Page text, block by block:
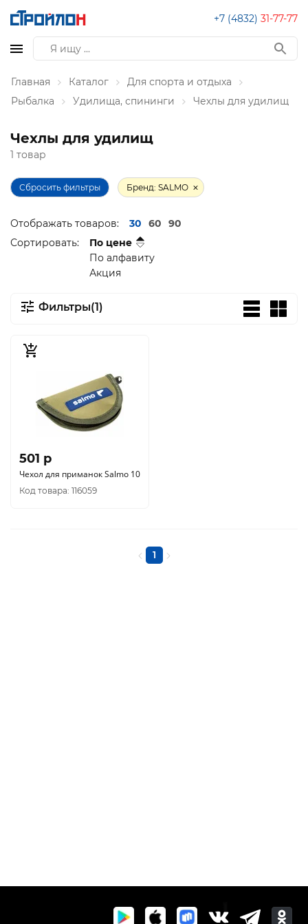
+7 (4832) 31-77-77
Главная Каталог
Для спорта и отдыха
Рыбалка
Удилища, спининги Чехлы для удилищ
Чехлы для удилищ
1 товар
Сбросить фильтры Бренд: SALMO
Отображать товаров: 30 60
90
Сортировать:
По цене
По алфавиту
Акция
Фильтры(1)
501 p
Чехол для приманок Salmo 10
Код товара: 116059
1